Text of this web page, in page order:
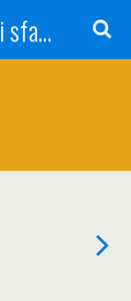
Restaurant si Mancare Retete si sfaturi Picant bun si rapid